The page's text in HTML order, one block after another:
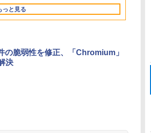
FMVWK3E15W_AZ
っと見る
の脆弱性を修正、「Chromium」
決